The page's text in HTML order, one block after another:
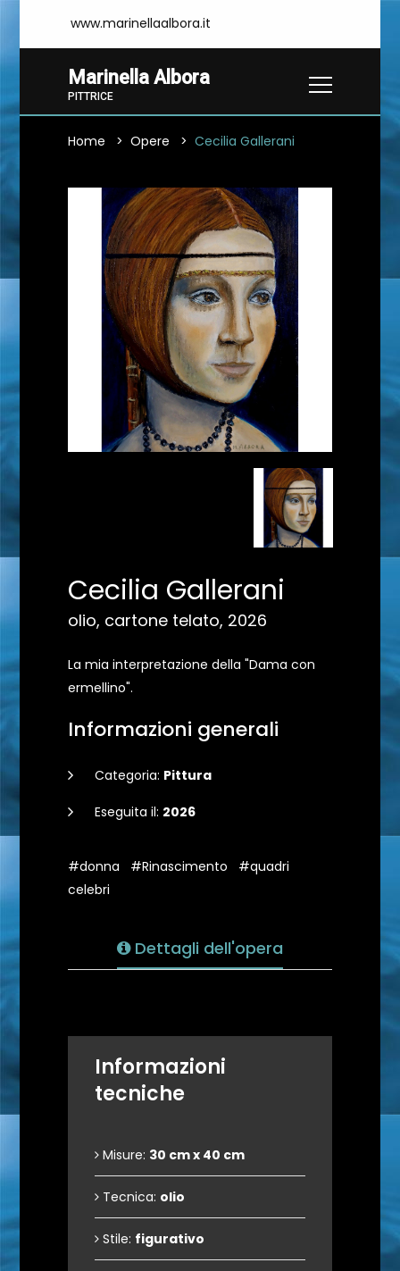
www.marinellaalbora.it
Marinella Albora
PITTRICE
Home Opere Cecilia Gallerani
Cecilia Gallerani
olio, cartone telato, 2026
La mia interpretazione della "Dama con
ermellino".
Informazioni generali
Categoria: Pittura
Eseguita il: 2026
#donna #Rinascimento
#quadri
celebri
Dettagli dell'opera
Informazioni
tecniche
Misure: 30 cm x 40 cm
Tecnica: olio
Stile: figurativo